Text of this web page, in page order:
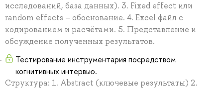
исследований, база данных). 3. Fixed effect или
random effects – обоснование. 4. Excel файл с
кодированием и расчётами. 5. Представление и
обсуждение полученных результатов.
Тестирование инструментария посредством
когнитивных интервью.
Структура: 1. Abstract (ключевые результаты) 2.